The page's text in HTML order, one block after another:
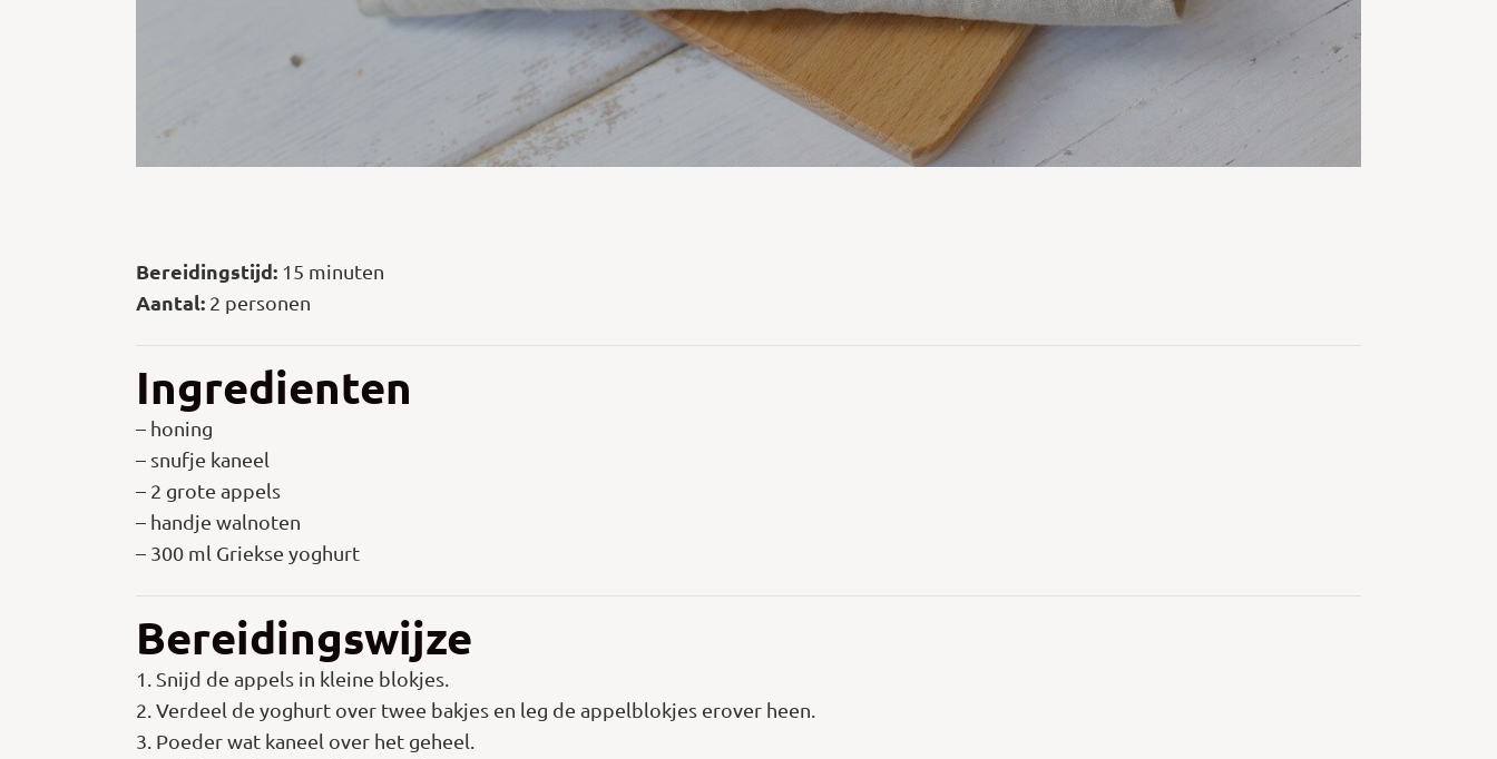
Bereidingstijd: 15 minuten
Aantal: 2 personen
Ingredienten
– honing
– snufje kaneel
– 2 grote appels
– handje walnoten
– 300 ml Griekse yoghurt
Bereidingswijze
1. Snijd de appels in kleine blokjes.
2. Verdeel de yoghurt over twee bakjes en leg de appelblokjes erover heen.
3. Poeder wat kaneel over het geheel.